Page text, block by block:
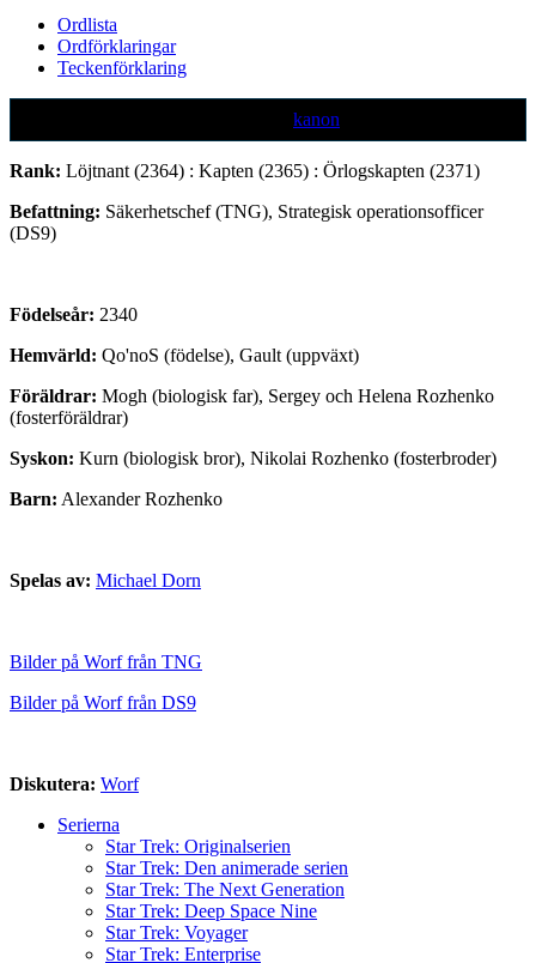
Ordlista
Ordförklaringar
Teckenförklaring
kanon
Rank: Löjtnant (2364) : Kapten (2365) : Örlogskapten (2371)
Befattning: Säkerhetschef (TNG), Strategisk operationsofficer
(DS9)
Födelseår: 2340
Hemvärld: Qo'noS (födelse), Gault (uppväxt)
Föräldrar: Mogh (biologisk far), Sergey och Helena Rozhenko
(fosterföräldrar)
Syskon: Kurn (biologisk bror), Nikolai Rozhenko (fosterbroder)
Barn: Alexander Rozhenko
Spelas av: Michael Dorn
Bilder på Worf från TNG
Bilder på Worf från DS9
Diskutera: Worf
Serierna
Star Trek: Originalserien
Star Trek: Den animerade serien
Star Trek: The Next Generation
Star Trek: Deep Space Nine
Star Trek: Voyager
Star Trek: Enterprise